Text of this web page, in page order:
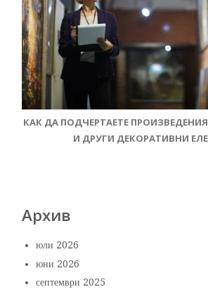
КАК ДА ПОДЧЕРТАЕТЕ
И ДРУГИ ДЕКОРАТИВНИ
Архив
юли 2026
юни 2026
септември 2025